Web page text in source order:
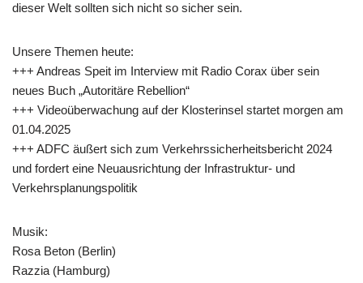
dieser Welt sollten sich nicht so sicher sein.
Unsere Themen heute:
+++ Andreas Speit im Interview mit Radio Corax über sein
neues Buch „Autoritäre Rebellion“
+++ Videoüberwachung auf der Klosterinsel startet morgen am
01.04.2025
+++ ADFC äußert sich zum Verkehrssicherheitsbericht 2024
und fordert eine Neuausrichtung der Infrastruktur- und
Verkehrsplanungspolitik
Musik:
Rosa Beton (Berlin)
Razzia (Hamburg)